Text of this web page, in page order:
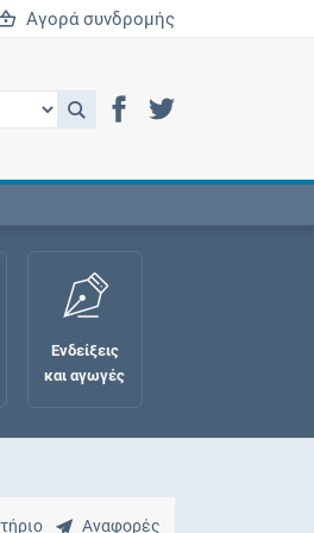
Αγορά συνδρομής
Ενδείξεις
και αγωγές
Αναφορές